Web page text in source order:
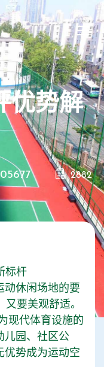
优势解
2882
标杆
动休闲场地的要
要美观舒适。
现代体育设施的
儿园、社区公
优势成为运动空